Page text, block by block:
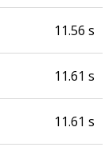
11.56 s
11.61 s
11.61 s